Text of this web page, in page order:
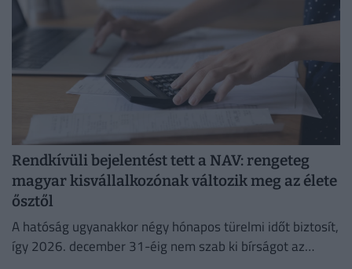
Rendkívüli bejelentést tett a NAV: rengeteg
magyar kisvállalkozónak változik meg az élete
ősztől
A hatóság ugyanakkor négy hónapos türelmi időt biztosít,
így 2026. december 31-éig nem szab ki bírságot az